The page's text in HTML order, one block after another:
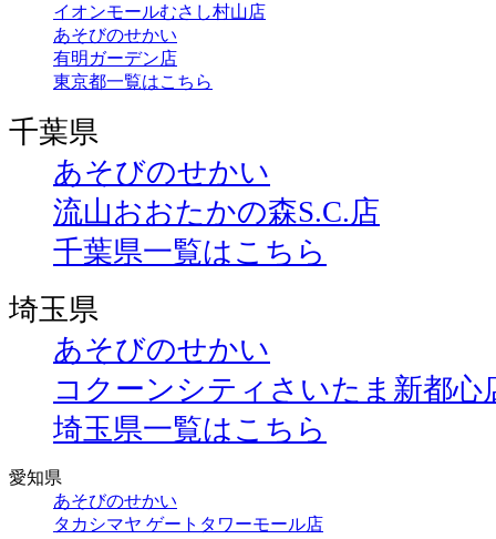
イオンモールむさし村山店
あそびのせかい
有明ガーデン店
東京都一覧はこちら
千葉県
あそびのせかい
流山おおたかの森S.C.店
千葉県一覧はこちら
埼玉県
あそびのせかい
コクーンシティさいたま新都心
埼玉県一覧はこちら
愛知県
あそびのせかい
タカシマヤ ゲートタワーモール店